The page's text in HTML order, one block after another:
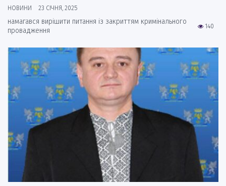
НОВИНИ 23 СІЧНЯ, 2025
140
намагався вирішити питання із закриттям кримінального
провадження